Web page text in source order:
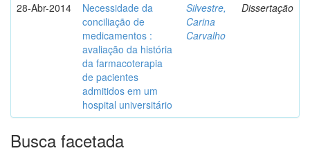
28-Abr-2014
Necessidade da
conciliação de
medicamentos :
avaliação da história
da farmacoterapia
de pacientes
admitidos em um
hospital universitário
Silvestre,
Carina
Carvalho
Dissertação
Busca facetada